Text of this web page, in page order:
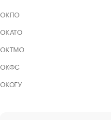
ОКПО
ОКАТО
ОКТМО
ОКФС
ОКОГУ